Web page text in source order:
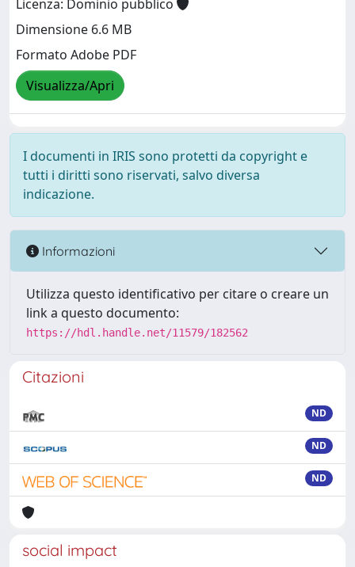
Licenza: Dominio pubblico
Dimensione 6.6 MB
Formato Adobe PDF
Visualizza/Apri
I documenti in IRIS sono protetti da copyright e
tutti i diritti sono riservati, salvo diversa
indicazione.
Informazioni
Utilizza questo identificativo per citare o creare un
link a questo documento:
https://hdl.handle.net/11579/182562
Citazioni
ND
ND
ND
social impact